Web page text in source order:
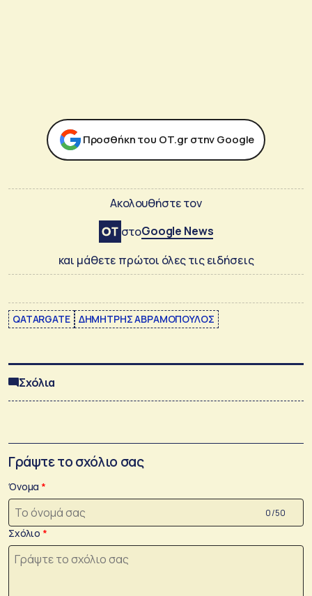
Προσθήκη του ΟΤ.gr στην Google
Ακολουθήστε τον
στοGoogle News
και μάθετε πρώτοι όλες τις ειδήσεις
QATARGATE ΔΗΜΗΤΡΗΣ ΑΒΡΑΜΟΠΟΥΛΟΣ
Σχόλια
Γράψτε το σχόλιο σας
Όνομα
0 /50
Σχόλιο